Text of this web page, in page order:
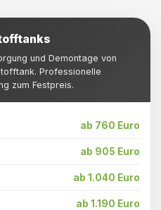
und Demontage von
Professionelle
zum Festpreis.
ab 760 Euro
ab 905 Euro
ab 1.040 Euro
ab 1.190 Euro